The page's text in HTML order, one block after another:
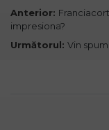
Anterior:
impresiona?
Următorul: Vin